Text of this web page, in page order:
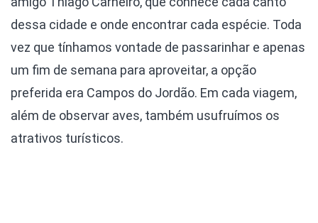
dessa cidade e onde encontrar cada espécie. Toda
vez que tínhamos vontade de passarinhar e apenas
um fim de semana para aproveitar, a opção
preferida era Campos do Jordão. Em cada viagem,
além de observar aves, também usufruímos os
atrativos turísticos.